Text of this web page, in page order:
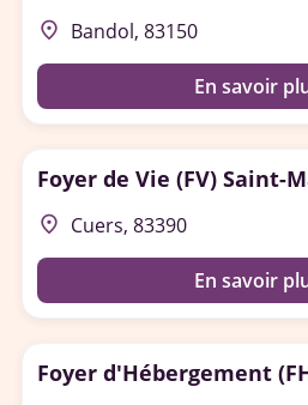
place Bandol, 83150
En savoir
Foyer de Vie (FV) Saint-
place Cuers, 83390
En savoir
Foyer d'Hébergement